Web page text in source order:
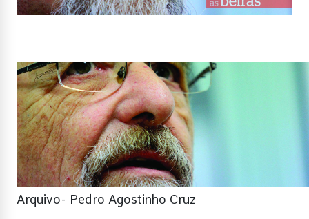
Arquivo- Pedro Agostinho Cruz